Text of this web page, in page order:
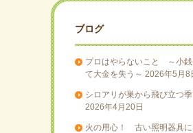
ブログ
プロはやらないこと ～小銭
て大金を失う～ 2026年5月8
シロアリが巣から飛び立つ
2026年4月20日
火の用心！ 古い照明器具に